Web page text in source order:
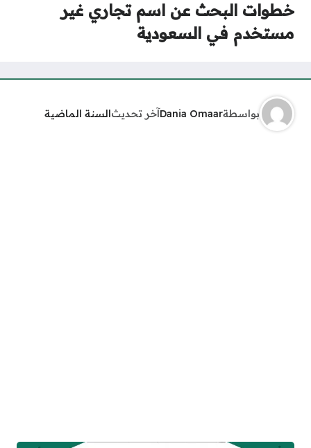
خطوات البحث عن اسم تجاري غير
مستخدم في السعودية
بواسطةDania Omaarآخر تحديثالسنة الماضية